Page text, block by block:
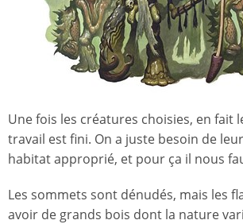
Une fois les créatures choisies, en fait
travail est fini. On a juste besoin de
habitat approprié, et pour ça il nous
Les sommets sont dénudés, mais les
avoir de grands bois dont la nature